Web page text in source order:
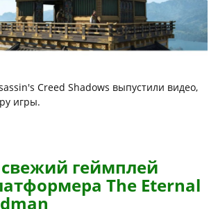
Creed Shadows выпустили видео,
игры.
геймплей
The Eternal